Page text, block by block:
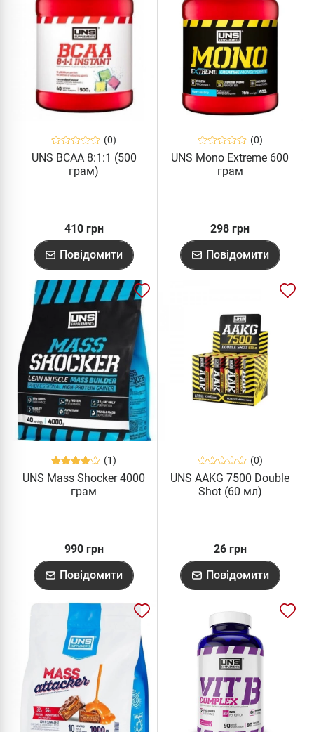
(0)
UNS BCAA 8:1:1 (500
грам)
410 грн
Повідомити
(0)
UNS Mono Extreme 600
грам
298 грн
Повідомити
(1)
UNS Mass Shocker 4000
грам
990 грн
Повідомити
(0)
UNS AAKG 7500 Double
Shot (60 мл)
26 грн
Повідомити